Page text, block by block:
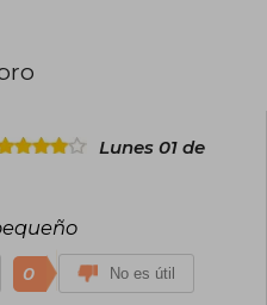
Lunes 01 de
0 No es útil